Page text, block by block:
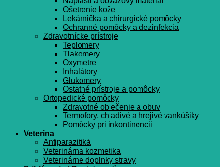
Ošetrenie kože
Lekárnička a chirurgické pomôcky
Ochranné pomôcky a dezinfekcia
Zdravotnícke prístroje
Teplomery
Tlakomery
Oxymetre
Inhalátory
Glukomery
Ostatné prístroje a pomôcky
Ortopedické pomôcky
Zdravotné oblečenie a obuv
Termofory, chladivé a hrejivé vankúšiky
Pomôcky pri inkontinencii
Veterina
Antiparazitiká
Veterinárna kozmetika
Veterinárne doplnky stravy